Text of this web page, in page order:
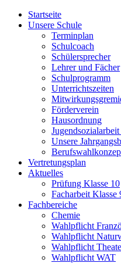
Startseite
Unsere Schule
Terminplan
Schulcoach
Schülersprecher
Lehrer und Fächer
Schulprogramm
Unterrichtszeiten
Förderverein
Hausordnung
Unsere
Vertretungsplan
Aktuelles
Prüfung Klasse 10
Facharbeit Klasse
Fachbereiche
Chemie
Wahlpflicht
Wahlpflicht
Wahlpflicht
Wahlpflicht WAT